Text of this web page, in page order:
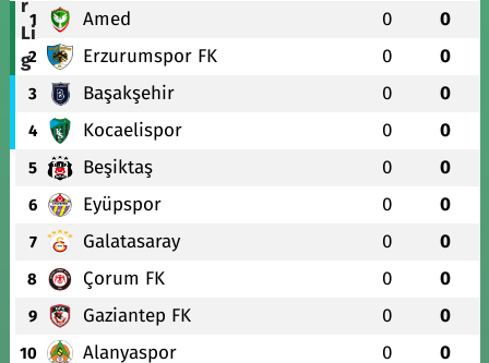
1 Amed 0 0
2 Erzurumspor FK 0 0
3 Başakşehir 0 0
4 Kocaelispor 0 0
5 Beşiktaş 0 0
6 Eyüpspor 0 0
7 Galatasaray 0 0
8 Çorum FK 0 0
9 Gaziantep FK 0 0
10 Alanyaspor 0 0